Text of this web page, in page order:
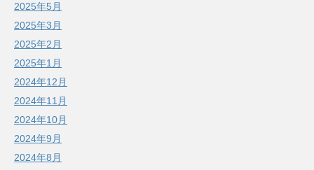
2025年5月
2025年3月
2025年2月
2025年1月
2024年12月
2024年11月
2024年10月
2024年9月
2024年8月